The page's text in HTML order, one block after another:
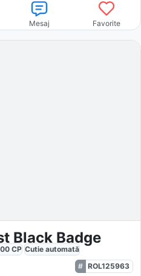
Mesaj Favorite
Black Badge
CP Cutie automată
ROL125963